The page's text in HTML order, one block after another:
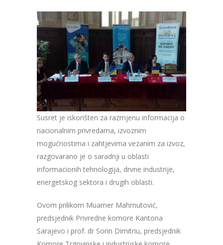
Susret je iskorišten za razmjenu informacija o
nacionalnim privredama, izvoznim
mogućnostima i zahtjevima vezanim za izvoz,
razgovarano je o saradnji u oblasti
informacionih tehnologija, drvne industrije,
energetskog sektora i drugih oblasti.
Ovom prilikom Muamer Mahmutović,
predsjednik Privredne komore Kantona
Sarajevo i prof. dr Sorin Dimitriu, predsjednik